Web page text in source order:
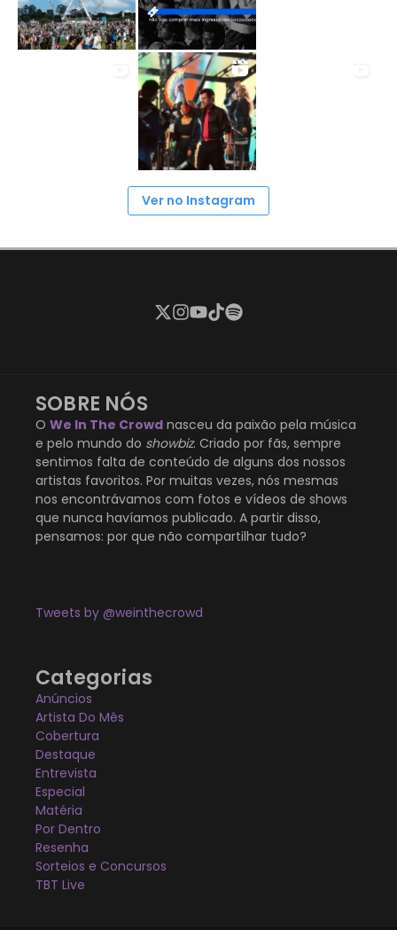
Ver no Instagram
SOBRE NÓS
O We In The Crowd nasceu da paixão pela música
e pelo mundo do showbiz. Criado por fãs, sempre
sentimos falta de conteúdo de alguns dos nossos
artistas favoritos. Por muitas vezes, nós mesmas
nos encontrávamos com fotos e vídeos de shows
que nunca havíamos publicado. A partir disso,
pensamos: por que não compartilhar tudo?
Tweets by @weinthecrowd
Categorias
Anúncios
Artista Do Mês
Cobertura
Destaque
Entrevista
Especial
Matéria
Por Dentro
Resenha
Sorteios e Concursos
TBT Live